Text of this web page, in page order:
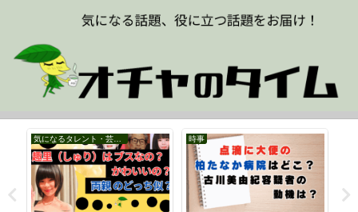
気になるタレント・芸能人 時事